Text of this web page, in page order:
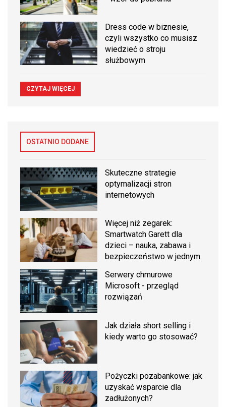
Dress code w biznesie,
czyli wszystko co musisz
wiedzieć o stroju
służbowym
CZYTAJ WIĘCEJ
OSTATNIO DODANE
Skuteczne strategie
optymalizacji stron
internetowych
Więcej niż zegarek:
Smartwatch Garett dla
dzieci – nauka, zabawa i
bezpieczeństwo w jednym.
Serwery chmurowe
Microsoft - przegląd
rozwiązań
Jak działa short selling i
kiedy warto go stosować?
Pożyczki pozabankowe: jak
uzyskać wsparcie dla
zadłużonych?